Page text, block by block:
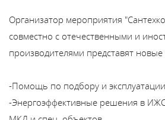
Организатор мероприятия
совместно с отечественными и
производителями представят
-Помощь по подбору и
-Энергоэффективные решения в